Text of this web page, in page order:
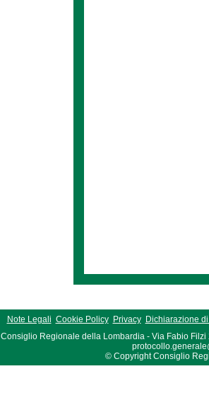
Note Legali Cookie Policy Privacy
Dichiarazione
Consiglio Regionale della Lombardia - Via Fabio Filzi
© Copyright Consiglio